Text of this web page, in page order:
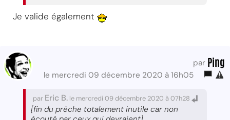
Je valide également
par Ping
le mercredi 09 décembre 2020 à 16h05
par Eric B. le mercredi 09 décembre 2020 à 07h28
[fin du prêche totalement inutile car non